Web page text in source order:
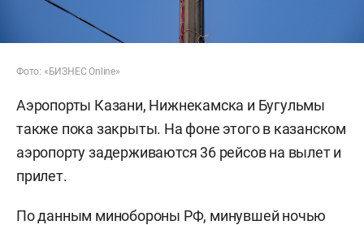
Фото: «БИЗНЕС Online»
Аэропорты Казани, Нижнекамска и Бугульмы
также пока закрыты. На фоне этого в казанском
аэропорту задерживаются 36 рейсов на вылет и
прилет.
По данным минобороны РФ, минувшей ночью